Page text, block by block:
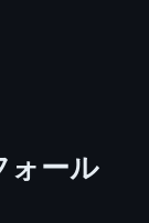
ォール